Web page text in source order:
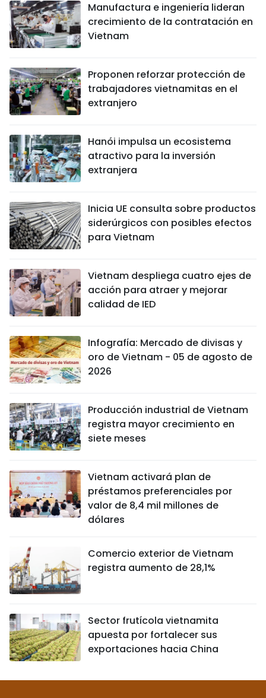
Manufactura e ingeniería lideran
crecimiento de la contratación en
Vietnam
Proponen reforzar protección de
trabajadores vietnamitas en el
extranjero
Hanói impulsa un ecosistema
atractivo para la inversión
extranjera
Inicia UE consulta sobre productos
siderúrgicos con posibles efectos
para Vietnam
Vietnam despliega cuatro ejes de
acción para atraer y mejorar
calidad de IED
Infografía: Mercado de divisas y
oro de Vietnam - 05 de agosto de
2026
Producción industrial de Vietnam
registra mayor crecimiento en
siete meses
Vietnam activará plan de
préstamos preferenciales por
valor de 8,4 mil millones de
dólares
Comercio exterior de Vietnam
registra aumento de 28,1%
Sector frutícola vietnamita
apuesta por fortalecer sus
exportaciones hacia China